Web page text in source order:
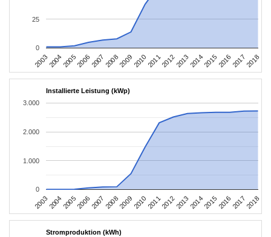
2003200420052006200720082009201020112012201320142015201620172018
0
25
Installierte Leistung (kWp)
2003200420052006200720082009201020112012201320142015201620172018
0
1.000
2.000
3.000
Stromproduktion (kWh)